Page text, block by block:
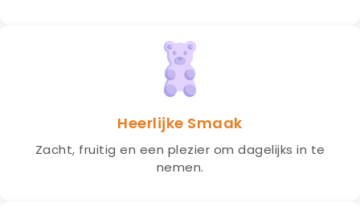
Heerlijke Smaak
Zacht, fruitig en een plezier om dagelijks in te
nemen.